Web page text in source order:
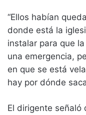
“Ellos habían
donde está la
instalar para que
una emergencia,
en que se está
hay por dónde
El dirigente señaló